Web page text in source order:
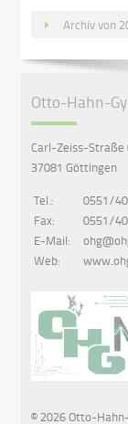
Archiv von
Otto-Hahn-
Carl-Zeiss-Straße
37081 Göttingen
Tel.:
0551/
Fax:
0551/
E-Mail:
Web:
© 2026 Otto-